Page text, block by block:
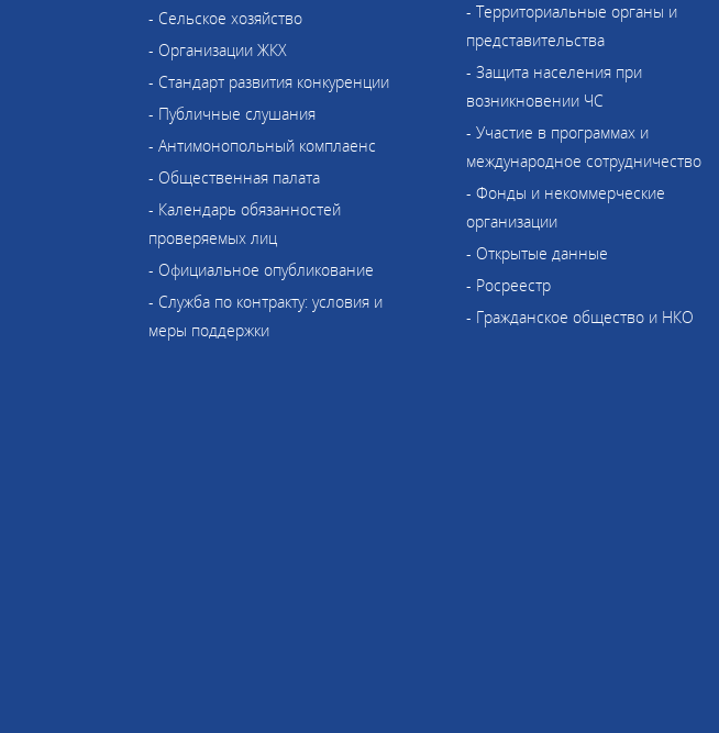
- Сельское хозяйство
- Организации ЖКХ
- Стандарт развития конкуренции
- Публичные слушания
- Антимонопольный комплаенс
- Общественная палата
- Календарь обязанностей
проверяемых лиц
- Официальное опубликование
- Служба по контракту: условия и
меры поддержки
- Территориальные органы и
представительства
- Защита населения при
возникновении ЧС
- Участие в программах и
международное сотрудничество
- Фонды и некоммерческие
организации
- Открытые данные
- Росреестр
- Гражданское общество и НКО